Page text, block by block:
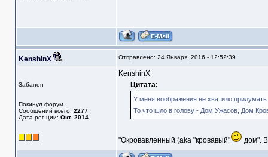
KenshinX Отправлено: 24 Января, 2016 - 12:52:39
Забанен
Покинул форум
Сообщений всего: 2277
Дата рег-ции: Окт. 2014
KenshinX
Цитата:
У меня воображения не хватило придумать
То что шло в голову - Дом Ужасов, Дом
"Окровавленный (aka "кровавый" дом".